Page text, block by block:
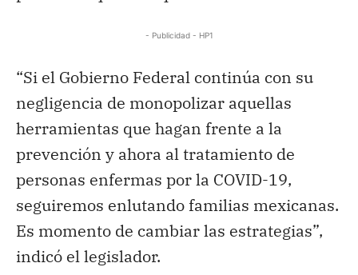
- Publicidad - HP1
“Si el Gobierno Federal continúa con su
negligencia de monopolizar aquellas
herramientas que hagan frente a la
prevención y ahora al tratamiento de
personas enfermas por la COVID-19,
seguiremos enlutando familias mexicanas.
Es momento de cambiar las estrategias”,
indicó el legislador.